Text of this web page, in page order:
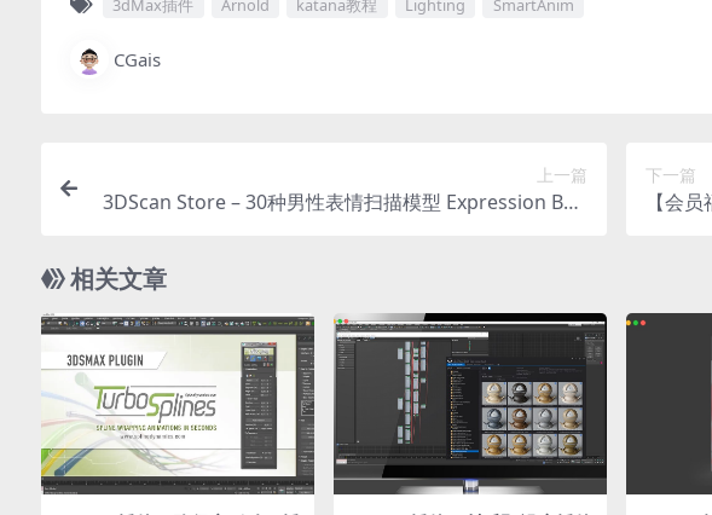
3dMax插件 Arnold katana教程 Lighting SmartAnim
CGais
上一篇
3DScan Store – 30种男性表情扫描模型 Expression Bun
下一篇
【会
相关文章